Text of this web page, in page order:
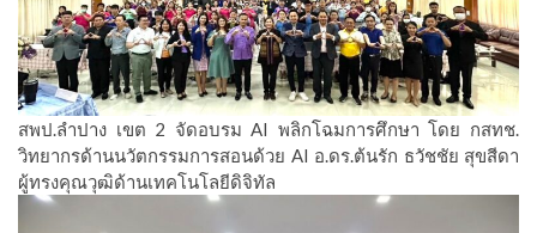
สพป.ลำปาง เขต 2 จัดอบรม AI พลิกโฉมการศึกษา โดย กสทช.
วิทยากรด้านนวัตกรรมการสอนด้วย AI อ.ดร.ต้นรัก ธวัชชัย สุขสีดา
ผู้ทรงคุณวุฒิด้านเทคโนโลยีดิจิทัล